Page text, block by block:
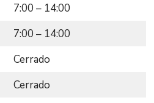
7:00 – 14:00
7:00 – 14:00
Cerrado
Cerrado